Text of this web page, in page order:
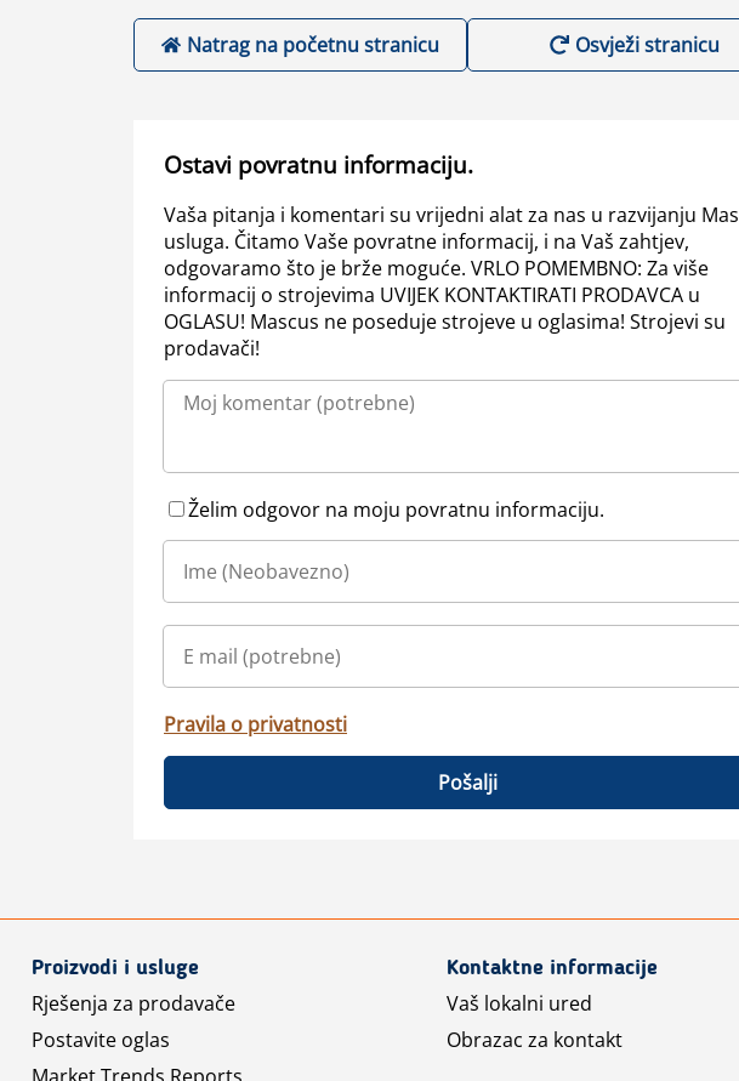
Natrag na početnu stranicu Osvježi stranicu
Ostavi povratnu informaciju.
Vaša pitanja i komentari su vrijedni alat za nas u razvijanju
usluga. Čitamo Vaše povratne informacij, i na Vaš zahtjev,
odgovaramo što je brže moguće. VRLO POMEMBNO: Za više
informacij o strojevima UVIJEK KONTAKTIRATI PRODAVCA u
OGLASU! Mascus ne poseduje strojeve u oglasima! Strojevi su
prodavači!
Želim odgovor na moju povratnu informaciju.
Pravila o privatnosti
Pošalji
Proizvodi i usluge
Rješenja za prodavače
Postavite oglas
Kontaktne informacije
Vaš lokalni ured
Obrazac za kontakt